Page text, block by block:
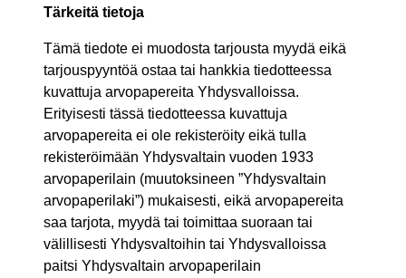
Tärkeitä tietoja
Tämä tiedote ei muodosta tarjousta myydä eikä
tarjouspyyntöä ostaa tai hankkia tiedotteessa
kuvattuja arvopapereita Yhdysvalloissa.
Erityisesti tässä tiedotteessa kuvattuja
arvopapereita ei ole rekisteröity eikä tulla
rekisteröimään Yhdysvaltain vuoden 1933
arvopaperilain (muutoksineen ”Yhdysvaltain
arvopaperilaki”) mukaisesti, eikä arvopapereita
saa tarjota, myydä tai toimittaa suoraan tai
välillisesti Yhdysvaltoihin tai Yhdysvalloissa
paitsi Yhdysvaltain arvopaperilain